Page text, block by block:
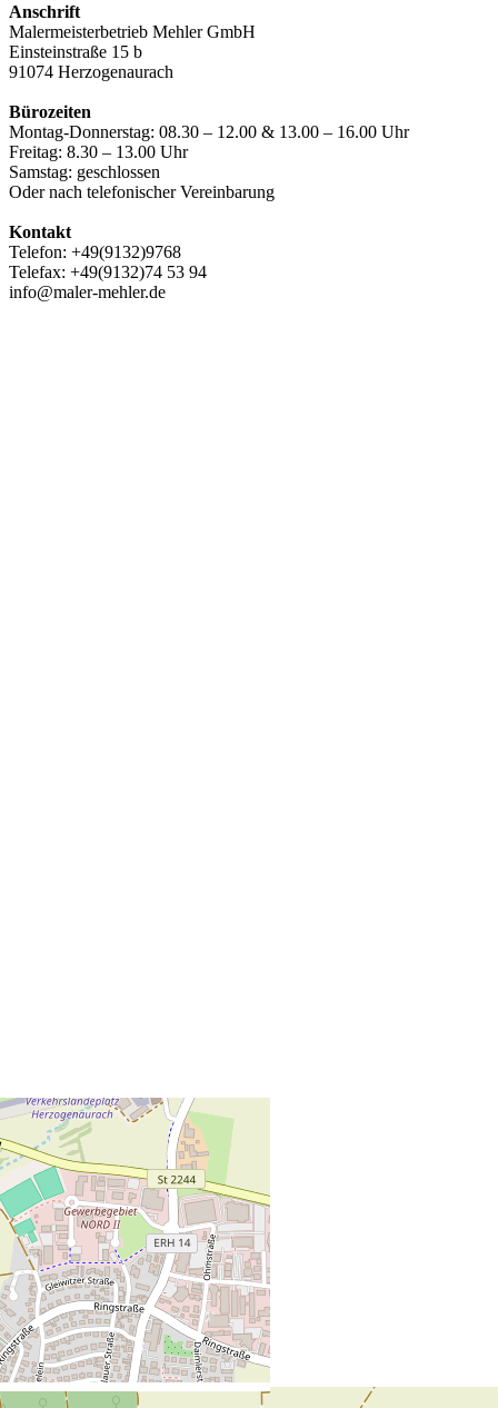
Anschrift
Malermeisterbetrieb Mehler GmbH
Einsteinstraße 15 b
91074 Herzogenaurach
Bürozeiten
Montag-Donnerstag: 08.30 – 12.00 & 13.00 – 16.00 Uhr
Freitag: 8.30 – 13.00 Uhr
Samstag: geschlossen
Oder nach telefonischer Vereinbarung
Kontakt
Telefon: +49(9132)9768
Telefax: +49(9132)74 53 94
info@maler-mehler.de